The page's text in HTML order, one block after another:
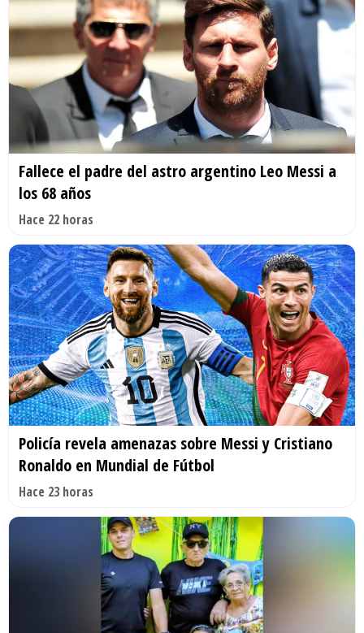
Fallece el padre del astro argentino Leo Messi a
los 68 años
Hace 22 horas
Policía revela amenazas sobre Messi y Cristiano
Ronaldo en Mundial de Fútbol
Hace 23 horas